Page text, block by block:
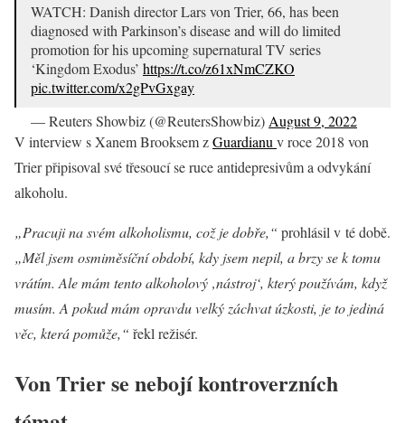
WATCH: Danish director Lars von Trier, 66, has been
diagnosed with Parkinson’s disease and will do limited
promotion for his upcoming supernatural TV series
‘Kingdom Exodus’ https://t.co/z61xNmCZKO
pic.twitter.com/x2gPvGxgay
— Reuters Showbiz (@ReutersShowbiz) August 9, 2022
V interview s Xanem Brooksem zGuardianu v roce 2018 von
Trier připisoval své třesoucí se ruce antidepresivům a odvykání
alkoholu.
„Pracuji na svém alkoholismu, což je dobře,“ prohlásil v té době.
„Měl jsem osmiměsíční období, kdy jsem nepil, a brzy se k tomu
vrátím. Ale mám tento alkoholový ‚nástroj‘, který používám, když
musím. A pokud mám opravdu velký záchvat úzkosti, je to jediná
věc, která pomůže,“ řekl režisér.
Von Trier se nebojí kontroverzních